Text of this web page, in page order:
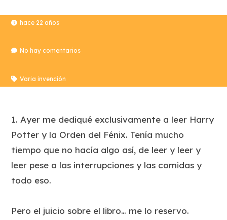
hace 22 años
No hay comentarios
Varia invención
1. Ayer me dediqué exclusivamente a leer Harry
Potter y la Orden del Fénix. Tenía mucho
tiempo que no hacía algo así, de leer y leer y
leer pese a las interrupciones y las comidas y
todo eso.
Pero el juicio sobre el libro… me lo reservo.